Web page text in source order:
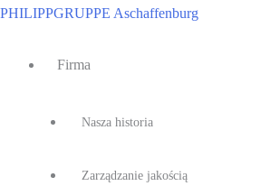
Przejdź
PHILIPPGRUPPE Aschaffenburg
Firma
Nasza historia
Zarządzanie jakością